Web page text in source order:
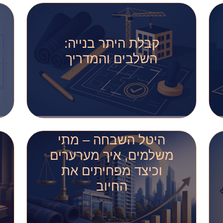
שמתעלם ממנה חושף את
העסק…
קרא עוד >>
קבלת היתר בנייה:
השלבים והמדריך
היתר בנייה הוא אישור
רשמי מהוועדה המקומית
לתכנון ובנייה, המהווה
תנאי חוקי לביצוע רוב
עבודות הבנייה בישראל….
קרא עוד >>
היטל השבחה – מתי
משלמים, איך מערערים
וכיצד מפחיתים את
החיוב
מדריך מלא להיטל